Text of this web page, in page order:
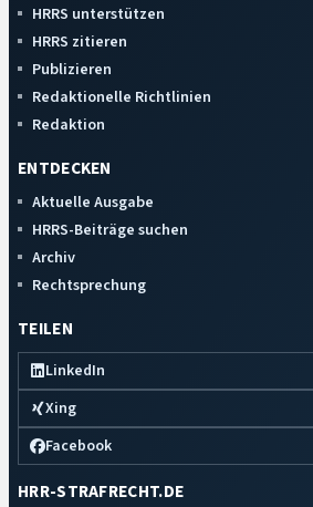
HRRS unterstützen
HRRS zitieren
Publizieren
Redaktionelle Richtlinien
Redaktion
ENTDECKEN
Aktuelle Ausgabe
HRRS-Beiträge suchen
Archiv
Rechtsprechung
TEILEN
LinkedIn
Xing
Facebook
HRR-STRAFRECHT.DE